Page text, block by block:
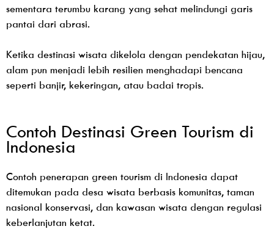
sementara terumbu karang yang sehat melindungi garis
pantai dari abrasi.
Ketika destinasi wisata dikelola dengan pendekatan hijau,
alam pun menjadi lebih resilien menghadapi bencana
seperti banjir, kekeringan, atau badai tropis.
Contoh Destinasi Green Tourism di
Indonesia
Contoh penerapan green tourism di Indonesia dapat
ditemukan pada desa wisata berbasis komunitas, taman
nasional konservasi, dan kawasan wisata dengan regulasi
keberlanjutan ketat.